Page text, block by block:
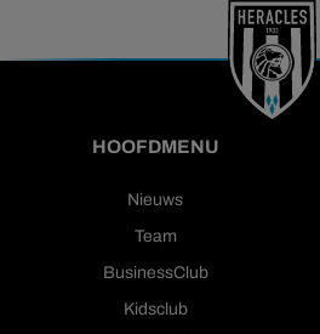
HOOFDMENU
Nieuws
Team
BusinessClub
Kidsclub